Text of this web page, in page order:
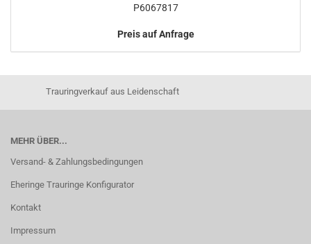
P6067817
Preis auf Anfrage
Trauringverkauf aus Leidenschaft
MEHR ÜBER...
Versand- & Zahlungsbedingungen
Eheringe Trauringe Konfigurator
Kontakt
Impressum